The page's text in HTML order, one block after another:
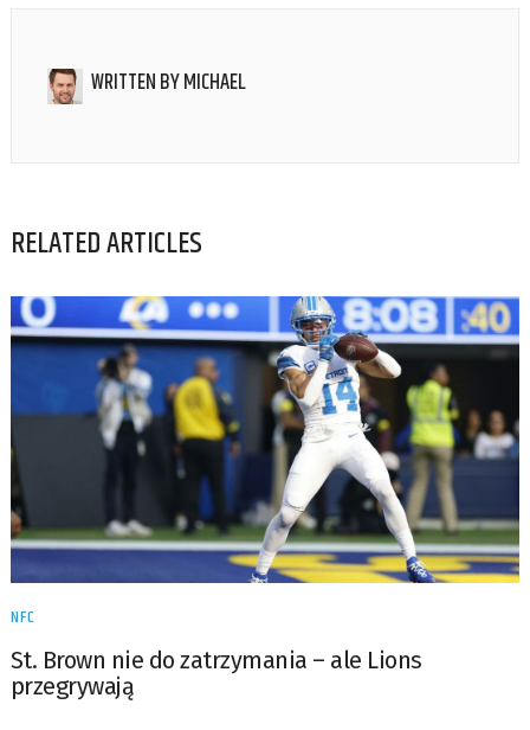
WRITTEN BYMICHAEL
RELATED ARTICLES
NFC
St. Brown nie do zatrzymania – ale Lions
przegrywają